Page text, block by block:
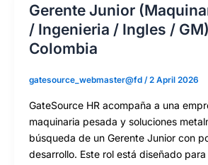
Gerente Junior
/ Ingenieria / Ingles /
Colombia
gatesource_webmaster@fd /2 April 2026
GateSource HR acompaña a una
maquinaria pesada y soluciones
búsqueda de un Gerente Junior con
desarrollo. Este rol está diseñado